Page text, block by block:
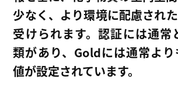
少なく、より環境に配慮され
受けられます。認証には通常
類があり、Goldには通常よ
値が設定されています。